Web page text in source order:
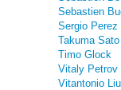
Sebastien
Sergio Perez
Takuma Sato
Timo Glock
Vitaly Petrov
Vitantonio